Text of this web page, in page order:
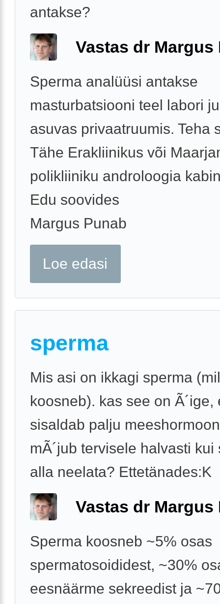
antakse?
Vastas dr Margus
Sperma analüüsi antakse
masturbatsiooni teel labori
asuvas privaatruumis. Teha
Tähe Erakliinikus või
polikliiniku androloogia
Edu soovides
Margus Punab
Loe edasi
sperma
Mis asi on ikkagi sperma
koosneb). kas see on Ã´ige,
sisaldab palju
mÃ´jub tervisele halvasti kui
alla neelata? Ettetänades:K
Vastas dr Margus
Sperma koosneb ~5% osas
spermatosoididest, ~30%
eesnäärme sekreedist ja